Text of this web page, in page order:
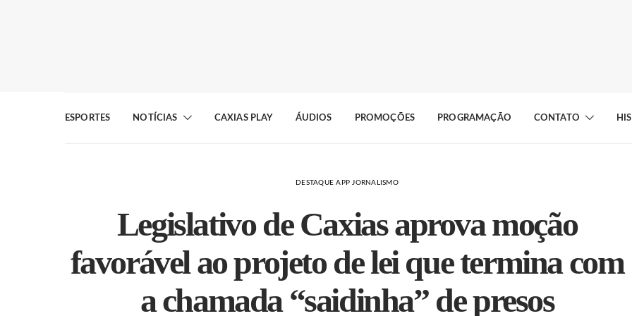
ESPORTES NOTÍCIAS CAXIAS PLAY ÁUDIOS PROMOÇÕES PROGRAMAÇÃO CONTATO
DESTAQUE APP JORNALISMO
Legislativo de Caxias aprova moção
favorável ao projeto de lei que termina com
a chamada “saidinha” de presos